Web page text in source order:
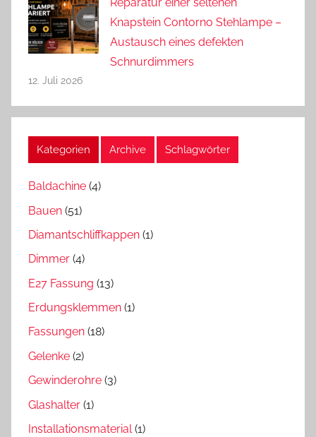
Knapstein Contorno Stehlampe –
Austausch eines defekten
Schnurdimmers
12. Juli 2026
Kategorien Archive Schlagwörter
Baldachine (4)
Bauen (51)
Diamantschliffkappen (1)
Dimmer (4)
E27 Fassung (13)
Erdungsklemmen (1)
Fassungen (18)
Gelenke (2)
Gewinderohre (3)
Glashalter (1)
Installationsmaterial(1)